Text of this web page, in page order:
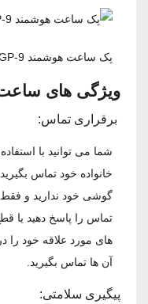
پک ساعت هوشمند Haino Teko GP-9
ویژگی های ساعت
برقراری تماس:
شما می ‌توانید با استفاده
خانواده خود تماس بگیرید و
گوشی خود ندارید و فقط با
تماس را پاسخ دهید یا قطع
های مورد علاقه خود را در
آن ها تماس بگیرید.
پیگیری سلامتی: